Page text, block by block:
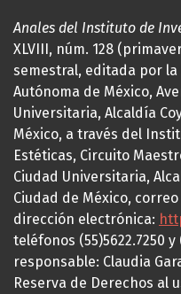
Anales del Instituto de
XLVIII, núm. 128
semestral, editada por
Autónoma de México,
Universitaria, Alcaldía
México, a través del
Estéticas, Circuito
Ciudad Universitaria,
Ciudad de México,
dirección electrónica:
teléfonos (55)5622.7250
responsable: Claudia
Reserva de Derechos al